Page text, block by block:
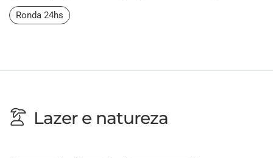
Ronda 24hs
Lazer e natureza